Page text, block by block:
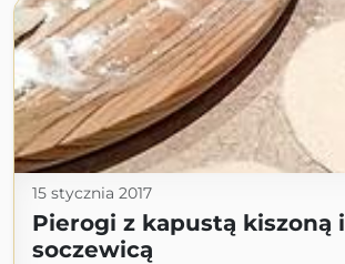
15 stycznia 2017
Pierogi z kapustą kiszoną i
soczewicą